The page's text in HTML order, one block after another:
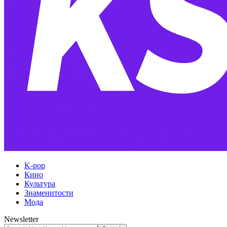
K-pop
Кино
Культура
Знаменитости
Мода
Newsletter